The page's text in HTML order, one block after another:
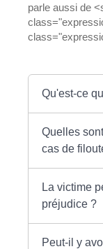
parle aussi de
Qu'est-ce
Quelles
cas de
La victime
préjudice ?
Peut-il y